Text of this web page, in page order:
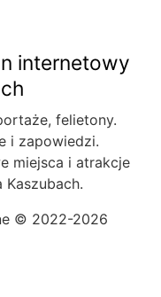
internetowy
felietony.
i zapowiedzi.
miejsca i atrakcje
© 2022-2026